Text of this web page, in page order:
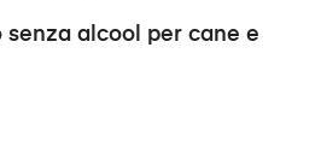
senza alcool per cane e